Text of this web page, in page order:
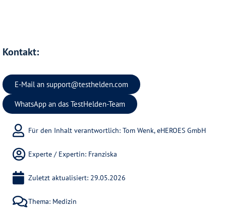
Kontakt:
E-Mail an support@testhelden.com
WhatsApp an das TestHelden-Team
Für den Inhalt verantwortlich: Tom Wenk, eHEROES GmbH
Experte / Expertin: Franziska
Zuletzt aktualisiert: 29.05.2026
Thema: Medizin